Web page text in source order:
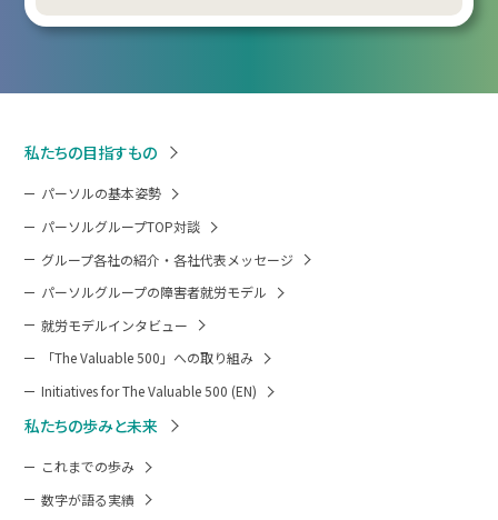
私たちの目指すもの
パーソルの基本姿勢
パーソルグループTOP対談
グループ各社の紹介・各社代表メッセージ
パーソルグループの障害者就労モデル
就労モデルインタビュー
「The Valuable 500」への取り組み
Initiatives for The Valuable 500 (EN)
私たちの歩みと未来
これまでの歩み
数字が語る実績